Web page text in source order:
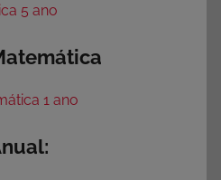
5 ano
1 ano